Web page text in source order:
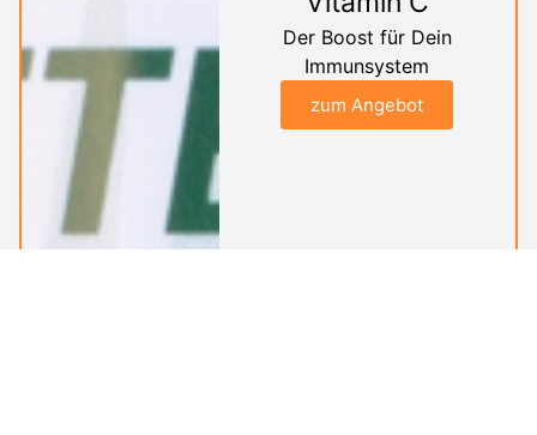
Der Boost für Dein
Immunsystem
zum Angebot